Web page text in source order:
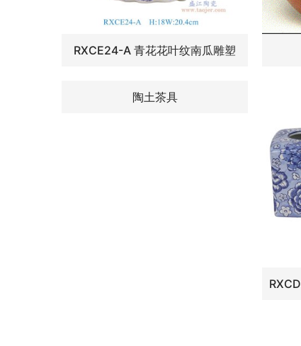
RXCE24-A 青花花叶纹南瓜雕塑
陶土茶具